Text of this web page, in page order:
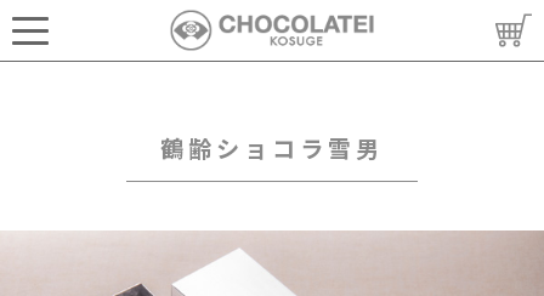
鶴齢ショコラ雪男